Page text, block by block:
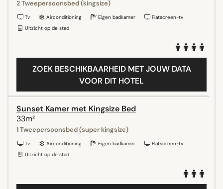
2 Tweepersoonsbed (kingsize)
Tv Airconditioning Eigen badkamer
Flatscreen-tv
Uitzicht op de stad
ZOEK BESCHIKBAARHEID MET JOUW DATA
VOOR DIT HOTEL
Sunset Kamer met Kingsize Bed
33m²
1 Tweepersoonsbed (super kingsize)
Tv Airconditioning Eigen badkamer
Flatscreen-tv
Uitzicht op de stad